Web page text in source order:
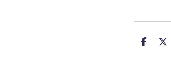
D
D